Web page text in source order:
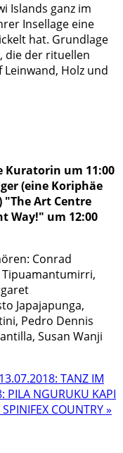
Islands ganz im
Insellage eine
hat. Grundlage
die der rituellen
Holz und
um 11:00
(eine Koriphäe
Art Centre
Way!" um 12:00
Conrad
Japajapunga,
Pedro Dennis
Susan Wanji
TANZ IM
PILA NGURUKU KAPI
COUNTRY »